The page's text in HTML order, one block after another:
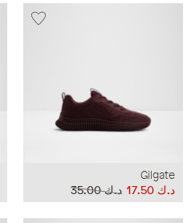
Gilgate
د.ك‏ 35.00
د.ك‏ 17.50